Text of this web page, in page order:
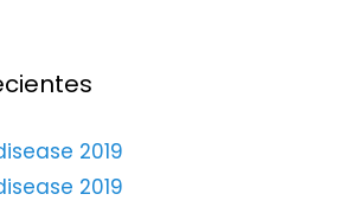
2019
2019